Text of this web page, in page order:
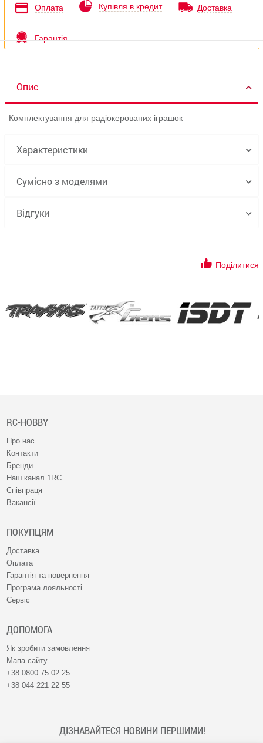
Оплата Купівля в кредит Доставка
Гарантія
Опис
Комплектування для радіокерованих іграшок
Характеристики
Сумісно з моделями
Відгуки
Поділитися
RC-HOBBY
Про нас
Контакти
Бренди
Наш канал 1RC
Співпраця
Вакансії
ПОКУПЦЯМ
Доставка
Оплата
Гарантія та повернення
Програма лояльності
Сервіс
ДОПОМОГА
Як зробити замовлення
Мапа сайту
+38 0800 75 02 25
+38 044 221 22 55
ДІЗНАВАЙТЕСЯ НОВИНИ ПЕРШИМИ!